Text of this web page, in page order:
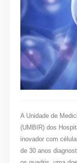
A Unidade de
(UMBIR) dos
inovador com
de 30 anos